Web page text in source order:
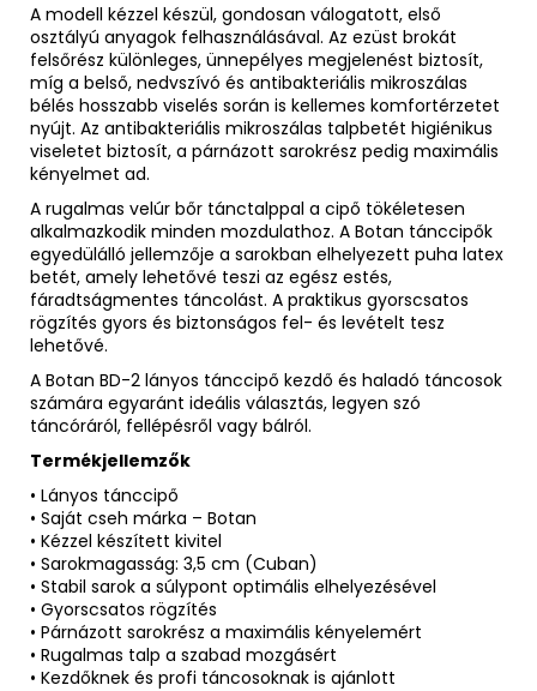
A modell kézzel készül, gondosan válogatott, első
osztályú anyagok felhasználásával. Az ezüst brokát
felsőrész különleges, ünnepélyes megjelenést biztosít,
míg a belső, nedvszívó és antibakteriális mikroszálas
bélés hosszabb viselés során is kellemes komfortérzetet
nyújt. Az antibakteriális mikroszálas talpbetét higiénikus
viseletet biztosít, a párnázott sarokrész pedig maximális
kényelmet ad.
A rugalmas velúr bőr tánctalppal a cipő tökéletesen
alkalmazkodik minden mozdulathoz. A Botan tánccipők
egyedülálló jellemzője a sarokban elhelyezett puha latex
betét, amely lehetővé teszi az egész estés,
fáradtságmentes táncolást. A praktikus gyorscsatos
rögzítés gyors és biztonságos fel- és levételt tesz
lehetővé.
A Botan BD-2 lányos tánccipő kezdő és haladó táncosok
számára egyaránt ideális választás, legyen szó
táncóráról, fellépésről vagy bálról.
Termékjellemzők
• Lányos tánccipő
• Saját cseh márka – Botan
• Kézzel készített kivitel
• Sarokmagasság: 3,5 cm (Cuban)
• Stabil sarok a súlypont optimális elhelyezésével
• Gyorscsatos rögzítés
• Párnázott sarokrész a maximális kényelemért
• Rugalmas talp a szabad mozgásért
• Kezdőknek és profi táncosoknak is ajánlott